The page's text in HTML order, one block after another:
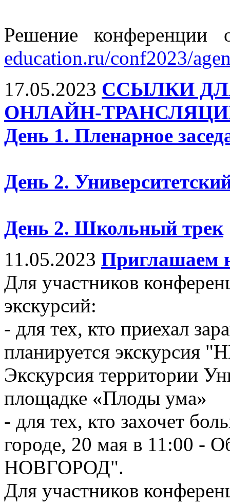
Решение конференции
education.ru/conf2023/
17.05.2023 ССЫЛКИ
ОНЛАЙН-
День 1. Пленарное
День 2.
День 2. Школьный трек
11.05.2023 Приглашаем
Для участников
экскурсий:
- для тех, кто приехал
планируется экскурсия
Экскурсия территории
площадке «Плоды ума»
- для тех, кто захочет
городе, 20 мая в 11:00 -
НОВГОРОД".
Для участников